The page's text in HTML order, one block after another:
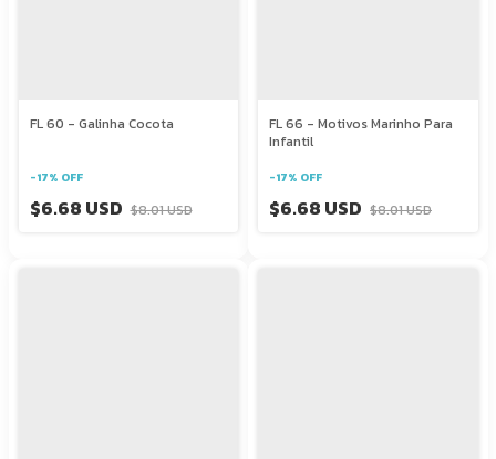
FL 60 - Galinha Cocota
-17% OFF
$6.68 USD $8.01 USD
FL 66 - Motivos Marinho Para
Infantil
-17% OFF
$6.68 USD $8.01 USD